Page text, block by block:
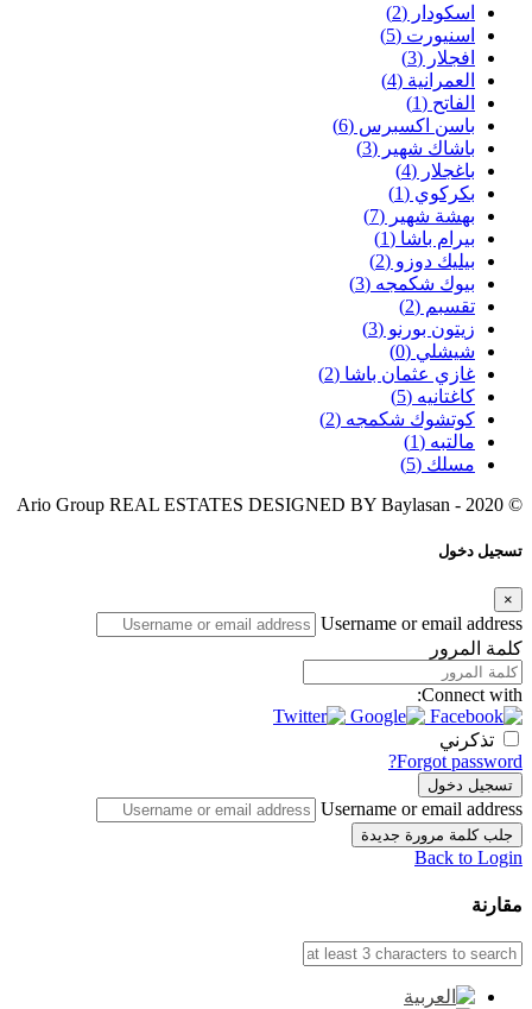
اسكودار (2)
اسنيورت (5)
افجلار (3)
العمرانية (4)
الفاتح (1)
باسن اكسبرس (6)
باشاك شهير (3)
باغجلار (4)
بكركوي (1)
بهشة شهير (7)
بيرام باشا (1)
بيليك دوزو (2)
بيوك شكمجه (3)
تقسبم (2)
زيتون بورنو (3)
شيشلي (0)
غازي عثمان باشا (2)
كاغتانيه (5)
كوتشوك شكمجه (2)
مالتبه (1)
مسلك (5)
© 2020 - Ario Group REAL ESTATES DESIGNED BY
Baylasan
تسجيل دخول
×
Username or email address
كلمة المرور
Connect with:
تذكرني
Forgot password?
تسجيل دخول
Username or email address
جلب كلمة مرورة جديدة
Back to Login
مقارنة